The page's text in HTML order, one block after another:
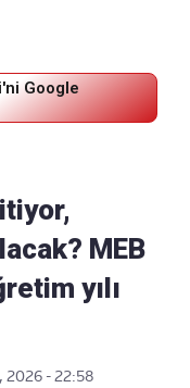
Google
MEB
yılı
2026 - 22:58